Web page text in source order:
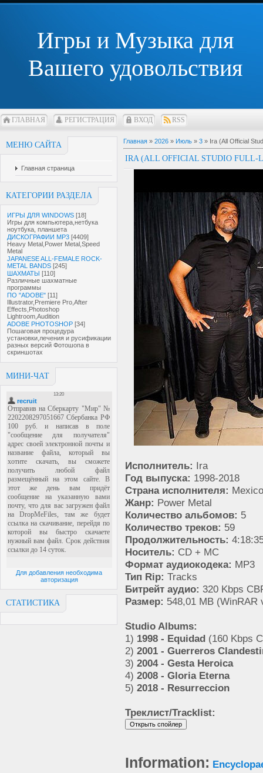
Игры и Музыка для
Вашего удовольствия
ГЛАВНАЯ РЕГИСТРАЦИЯ ВХОД RSS
МЕНЮ САЙТА
Главная страница
КАТЕГОРИИ РАЗДЕЛА
ИГРЫ ДЛЯ WINDOWS [18]
Игры для компьютера,нетбука
ноутбука, планшета
ДИСКОГРАФИИ MP3 [4409]
Heavy Metal,Power Metal,Speed
Metal
JAPANESE ALL-FEMALE ROCK-
METAL BANDS [245]
ШАХМАТЫ [110]
Различные шахматные
программы
ПО "ADOBE" [11]
Illustrator,Premiere Pro,After
Effects,Photoshop
Lightroom,Audition
ADOBE PHOTOSHOP [34]
Пошаговая процедура
установки,лечения и русификации
разных версий Фотошопа в
скриншотах
МИНИ-ЧАТ
Для добавления необходима
авторизация
СТАТИСТИКА
Главная » 2026 » Июль » 3 » Ira (All Official
IRA (ALL OFFICIAL STUDIO FULL-
Исполнитель: Ira
Год выпуска: 1998-2018
Страна исполнителя: Mexico
Жанр: Power Metal
Количество альбомов: 5
Количество треков: 59
Продолжительность:
Носитель: CD + MC
Формат аудиокодека: MP3
Тип Rip: Tracks
Битрейт аудио: 320 Kbps
Размер: 548,01 MB (WinRAR
Studio Albums:
1) 1998 - Equidad (160 Kbps
2) 2001 - Guerreros
3) 2004 - Gesta Heroica
4) 2008 - Gloria Eterna
5) 2018 - Resurreccion
Треклист/Tracklist:
Information: